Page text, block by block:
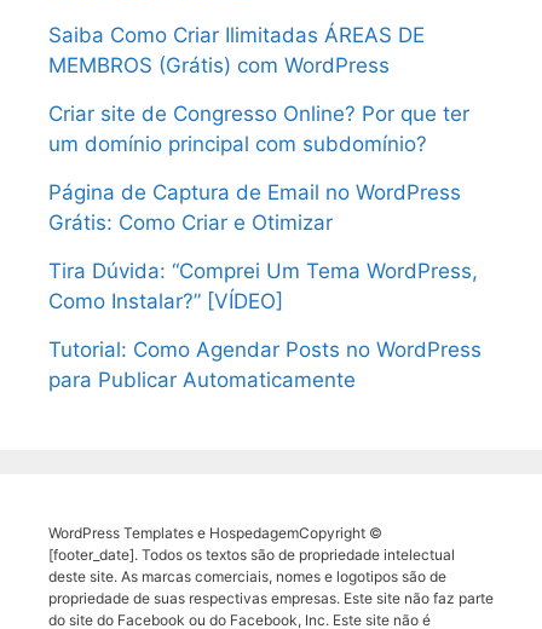
Saiba Como Criar Ilimitadas ÁREAS DE
MEMBROS (Grátis) com WordPress
Criar site de Congresso Online? Por que ter
um domínio principal com subdomínio?
Página de Captura de Email no WordPress
Grátis: Como Criar e Otimizar
Tira Dúvida: “Comprei Um Tema WordPress,
Como Instalar?” [VÍDEO]
Tutorial: Como Agendar Posts no WordPress
para Publicar Automaticamente
WordPress Templates e HospedagemCopyright ©
[footer_date]. Todos os textos são de propriedade intelectual
deste site. As marcas comerciais, nomes e logotipos são de
propriedade de suas respectivas empresas. Este site não faz parte
do site do Facebook ou do Facebook, Inc. Este site não é